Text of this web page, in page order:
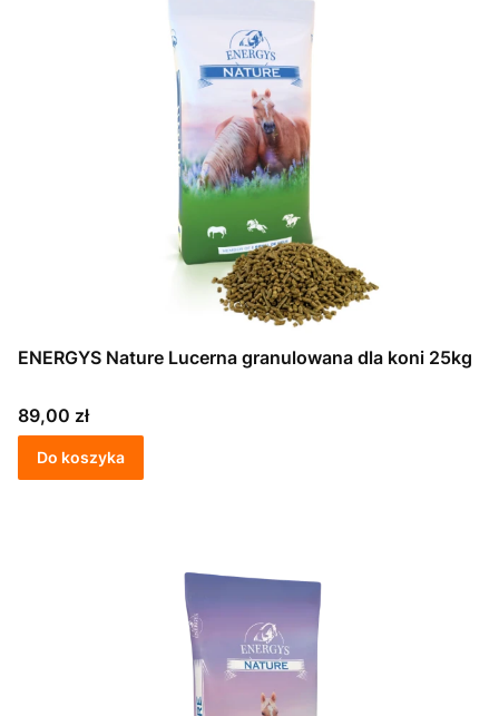
ENERGYS Nature Lucerna granulowana dla koni 25kg
Cena
89,00 zł
Do koszyka